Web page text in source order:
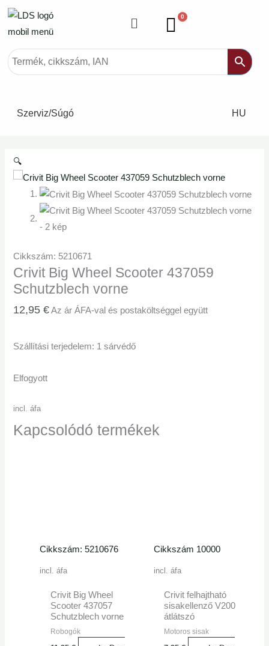
Ugrás
Menü 0
Szerviz/Súgó HU
🔍
Cikkszám: 5210671
Crivit Big Wheel Scooter 437059
Schutzblech vorne
12,95€ Az ár ÁFA-val és postaköltséggel együtt
Szállítási terjedelem: 1 sárvédő
Elfogyott
incl. áfa
Kapcsolódó termékek
Cikkszám: 5210676
incl. áfa
Crivit Big Wheel
Scooter 437057
Schutzblech vorne
Robogók
Cikkszám 10000
incl. áfa
Crivit felhajtható
sisakellenző V200
átlátszó
Motoros sisak